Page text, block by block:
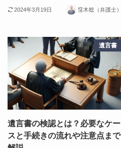
2024年3月19日 窪木稔（弁護士）
遺言書
遺言書の検認とは？必要なケー
スと手続きの流れや注意点まで